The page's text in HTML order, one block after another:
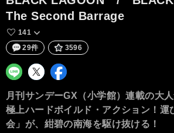
The Second Barrage
141
29件
3596
月刊サンデーGX（小学館）連載の大
極上ハードボイルド・アクション！運
会」が、紺碧の南海を駆け抜ける！